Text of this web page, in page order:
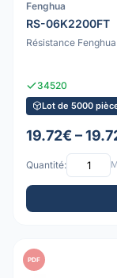
Fenghua
RS-06K2200FT
Résistance
34520
Lot de 5000
19.72€ –
Quantité:
PDF